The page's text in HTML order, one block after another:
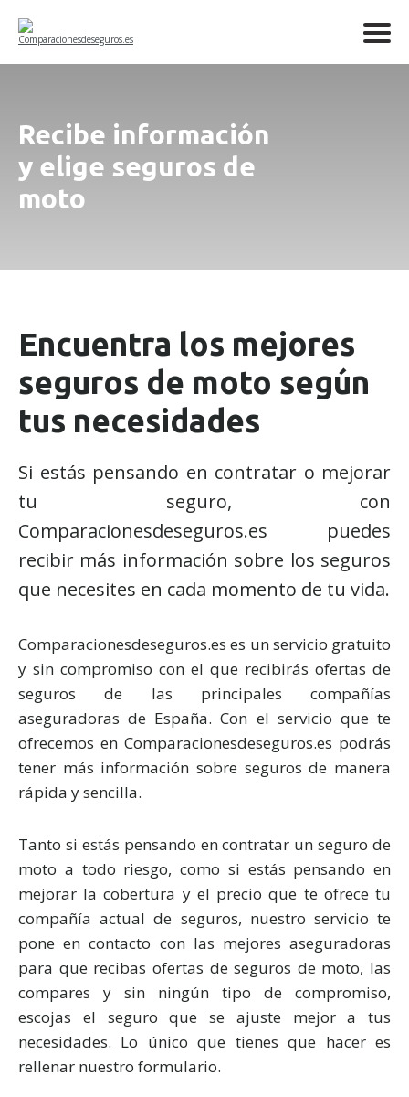
Recibe información
y elige seguros de
moto
Encuentra los mejores
seguros de moto según
tus necesidades
Si estás pensando en contratar o mejorar
tu seguro, con
Comparacionesdeseguros.es puedes
recibir más información sobre los seguros
que necesites en cada momento de tu vida.
Comparacionesdeseguros.es es un servicio gratuito
y sin compromiso con el que recibirás ofertas de
seguros de las principales compañías
aseguradoras de España. Con el servicio que te
ofrecemos en Comparacionesdeseguros.es podrás
tener más información sobre seguros de manera
rápida y sencilla.
Tanto si estás pensando en contratar un seguro de
moto a todo riesgo, como si estás pensando en
mejorar la cobertura y el precio que te ofrece tu
compañía actual de seguros, nuestro servicio te
pone en contacto con las mejores aseguradoras
para que recibas ofertas de seguros de moto, las
compares y sin ningún tipo de compromiso,
escojas el seguro que se ajuste mejor a tus
necesidades. Lo único que tienes que hacer es
rellenar nuestro formulario.